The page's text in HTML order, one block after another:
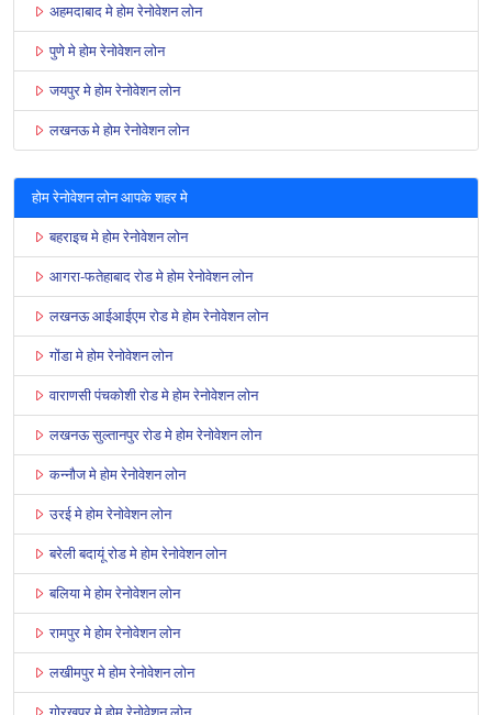
अहमदाबाद मे होम रेनोवेशन लोन
पुणे मे होम रेनोवेशन लोन
जयपुर मे होम रेनोवेशन लोन
लखनऊ मे होम रेनोवेशन लोन
होम रेनोवेशन लोन आपके शहर मे
बहराइच मे होम रेनोवेशन लोन
आगरा-फतेहाबाद रोड मे होम रेनोवेशन लोन
लखनऊ आईआईएम रोड मे होम रेनोवेशन लोन
गोंडा मे होम रेनोवेशन लोन
वाराणसी पंचकोशी रोड मे होम रेनोवेशन लोन
लखनऊ सुल्तानपुर रोड मे होम रेनोवेशन लोन
कन्नौज मे होम रेनोवेशन लोन
उरई मे होम रेनोवेशन लोन
बरेली बदायूं रोड मे होम रेनोवेशन लोन
बलिया मे होम रेनोवेशन लोन
रामपुर मे होम रेनोवेशन लोन
लखीमपुर मे होम रेनोवेशन लोन